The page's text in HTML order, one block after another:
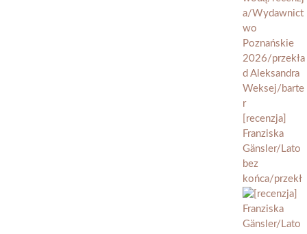
[recenzja]
Franziska
Gänsler/Lato
bez
końca/przekł